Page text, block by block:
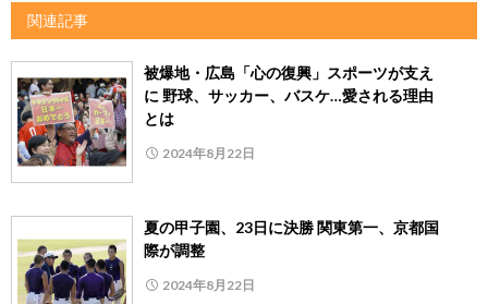
関連記事
被爆地・広島「心の復興」スポーツが支え
に 野球、サッカー、バスケ…愛される理由
とは
2024年8月22日
夏の甲子園、23日に決勝 関東第一、京都国
際が調整
2024年8月22日